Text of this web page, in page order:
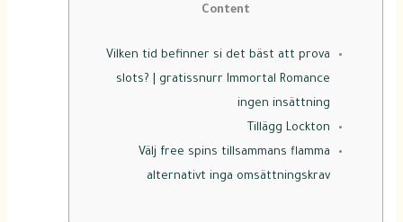
Content
Vilken tid befinner si det bäst att prova
slots? | gratissnurr Immortal Romance
ingen insättning
Tillägg Lockton
Välj free spins tillsammans flamma
alternativt inga omsättningskrav